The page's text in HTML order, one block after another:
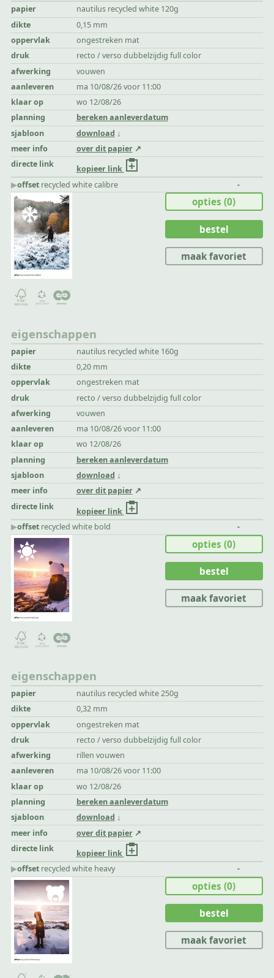
papier
nautilus recycled white 120g
dikte
0,15 mm
oppervlak
ongestreken mat
druk
recto / verso dubbelzijdig full color
afwerking
vouwen
aanleveren
ma 10/08/26 voor 11:00
klaar op
wo 12/08/26
planning
bereken aanleverdatum
sjabloon
download
meer info
over dit papier
directe link
kopieer link
▶︎offset recycled white calibre -
eigenschappen
papier
nautilus recycled white 160g
dikte
0,20 mm
oppervlak
ongestreken mat
druk
recto / verso dubbelzijdig full color
afwerking
vouwen
aanleveren
ma 10/08/26 voor 11:00
klaar op
wo 12/08/26
planning
bereken aanleverdatum
sjabloon
download
meer info
over dit papier
directe link
kopieer link
opties(0)
bestel
maak favoriet
▶︎offset recycled white bold -
eigenschappen
papier
nautilus recycled white 250g
dikte
0,32 mm
oppervlak
ongestreken mat
druk
recto / verso dubbelzijdig full color
afwerking
rillen vouwen
aanleveren
ma 10/08/26 voor 11:00
klaar op
wo 12/08/26
planning
bereken aanleverdatum
sjabloon
download
meer info
over dit papier
directe link
kopieer link
opties(0)
bestel
maak favoriet
▶︎offset recycled white heavy -
opties(0)
bestel
maak favoriet